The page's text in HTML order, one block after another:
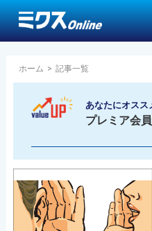
ホーム > 記事一覧
あなたにオスス
プレミア会